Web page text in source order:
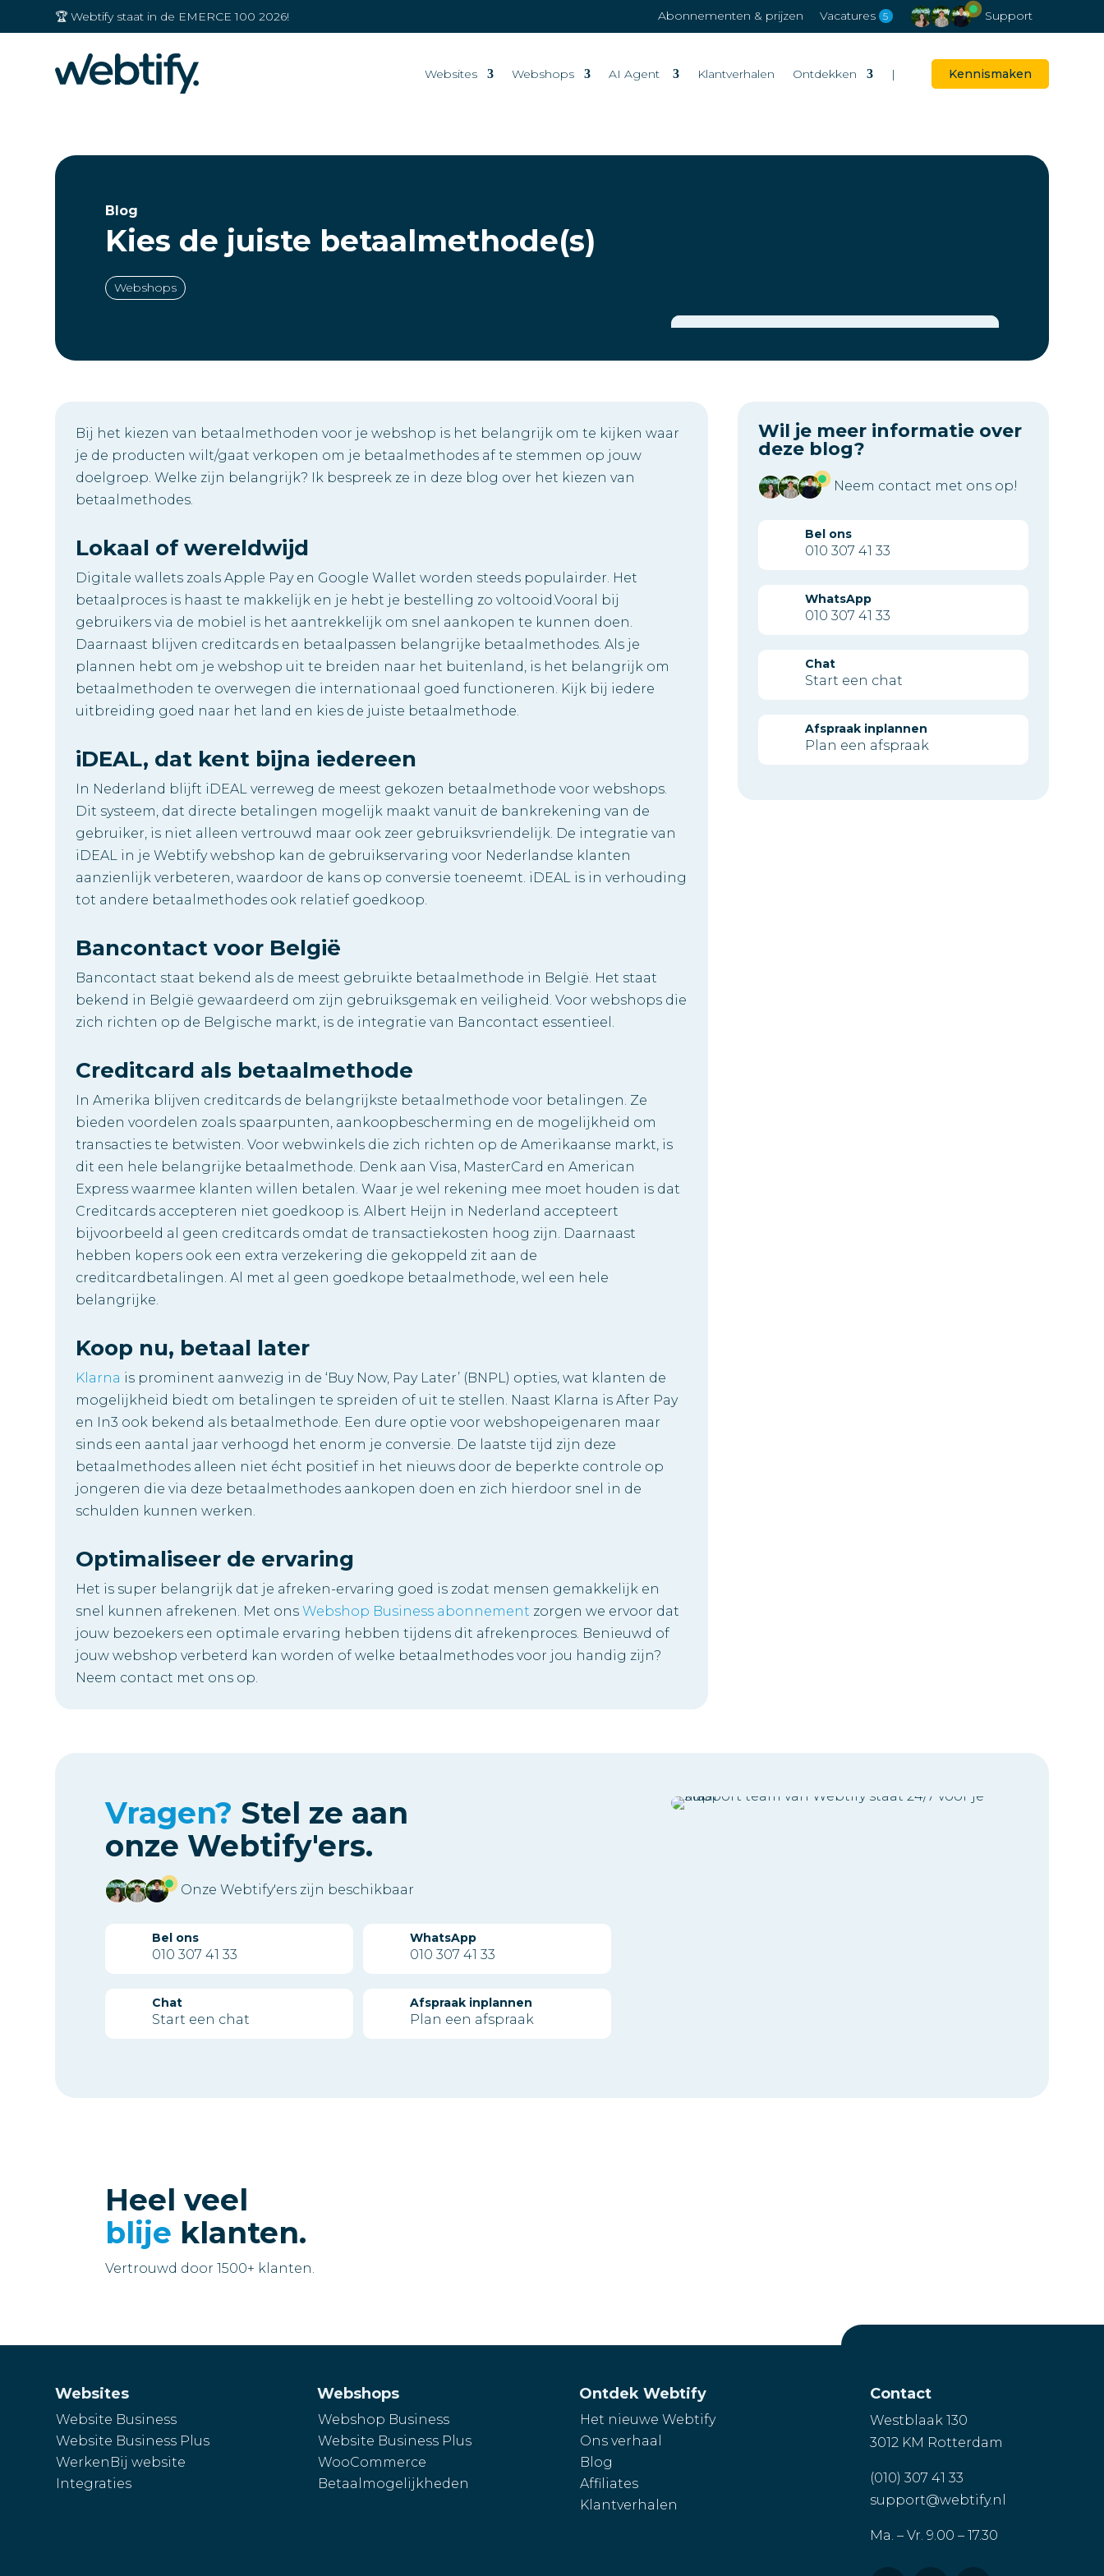
🏆 Webtify staat in de EMERCE 100 2026! Abonnementen & prijzen Vacatures 5 Support
Websites Webshops AI Agent Klantverhalen Ontdekken | Kennismaken
Blog
Kies de juiste betaalmethode(s)
Webshops
Bij het kiezen van betaalmethoden voor je webshop is het belangrijk om te kijken waar
je de producten wilt/gaat verkopen om je betaalmethodes af te stemmen op jouw
doelgroep. Welke zijn belangrijk? Ik bespreek ze in deze blog over het kiezen van
betaalmethodes.
Lokaal of wereldwijd
Digitale wallets zoals Apple Pay en Google Wallet worden steeds populairder. Het
betaalproces is haast te makkelijk en je hebt je bestelling zo voltooid.Vooral bij
gebruikers via de mobiel is het aantrekkelijk om snel aankopen te kunnen doen.
Daarnaast blijven creditcards en betaalpassen belangrijke betaalmethodes. Als je
plannen hebt om je webshop uit te breiden naar het buitenland, is het belangrijk om
betaalmethoden te overwegen die internationaal goed functioneren. Kijk bij iedere
uitbreiding goed naar het land en kies de juiste betaalmethode.
iDEAL, dat kent bijna iedereen
In Nederland blijft iDEAL verreweg de meest gekozen betaalmethode voor webshops.
Dit systeem, dat directe betalingen mogelijk maakt vanuit de bankrekening van de
gebruiker, is niet alleen vertrouwd maar ook zeer gebruiksvriendelijk. De integratie van
iDEAL in je Webtify webshop kan de gebruikservaring voor Nederlandse klanten
aanzienlijk verbeteren, waardoor de kans op conversie toeneemt. iDEAL is in verhouding
tot andere betaalmethodes ook relatief goedkoop.
Bancontact voor België
Bancontact staat bekend als de meest gebruikte betaalmethode in België. Het staat
bekend in België gewaardeerd om zijn gebruiksgemak en veiligheid. Voor webshops die
zich richten op de Belgische markt, is de integratie van Bancontact essentieel.
Creditcard als betaalmethode
In Amerika blijven creditcards de belangrijkste betaalmethode voor betalingen. Ze
bieden voordelen zoals spaarpunten, aankoopbescherming en de mogelijkheid om
transacties te betwisten. Voor webwinkels die zich richten op de Amerikaanse markt, is
dit een hele belangrijke betaalmethode. Denk aan Visa, MasterCard en American
Express waarmee klanten willen betalen. Waar je wel rekening mee moet houden is dat
Creditcards accepteren niet goedkoop is. Albert Heijn in Nederland accepteert
bijvoorbeeld al geen creditcards omdat de transactiekosten hoog zijn. Daarnaast
hebben kopers ook een extra verzekering die gekoppeld zit aan de
creditcardbetalingen. Al met al geen goedkope betaalmethode, wel een hele
belangrijke.
Koop nu, betaal later
Klarna is prominent aanwezig in de ‘Buy Now, Pay Later’ (BNPL) opties, wat klanten de
mogelijkheid biedt om betalingen te spreiden of uit te stellen. Naast Klarna is After Pay
en In3 ook bekend als betaalmethode. Een dure optie voor webshopeigenaren maar
sinds een aantal jaar verhoogd het enorm je conversie. De laatste tijd zijn deze
betaalmethodes alleen niet écht positief in het nieuws door de beperkte controle op
jongeren die via deze betaalmethodes aankopen doen en zich hierdoor snel in de
schulden kunnen werken.
Optimaliseer de ervaring
Het is super belangrijk dat je afreken-ervaring goed is zodat mensen gemakkelijk en
snel kunnen afrekenen. Met onsWebshop Business abonnement zorgen we ervoor dat
jouw bezoekers een optimale ervaring hebben tijdens dit afrekenproces. Benieuwd of
jouw webshop verbeterd kan worden of welke betaalmethodes voor jou handig zijn?
Neem contact met ons op.
Wil je meer informatie over
deze blog?
Neem contact met ons op!
Bel ons
010 307 41 33
WhatsApp
010 307 41 33
Chat
Start een chat
Afspraak inplannen
Plan een afspraak
Vragen? Stel ze aan
onze Webtify'ers.
Onze Webtify'ers zijn beschikbaar
Bel ons
010 307 41 33
WhatsApp
010 307 41 33
Chat
Start een chat
Afspraak inplannen
Plan een afspraak
Heel veel
blije klanten.
Vertrouwd door 1500+ klanten.
Websites
Website Business
Website Business Plus
WerkenBij website
Integraties
Webshops
Webshop Business
Website Business Plus
WooCommerce
Betaalmogelijkheden
Ontdek Webtify
Het nieuwe Webtify
Ons verhaal
Blog
Affiliates
Klantverhalen
Contact
Westblaak 130
3012 KM Rotterdam
(010) 307 41 33
support@webtify.nl
Ma. – Vr. 9.00 – 17.30